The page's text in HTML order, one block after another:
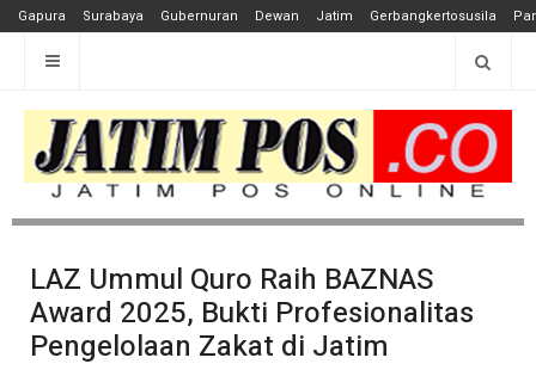
Gapura Surabaya Gubernuran Dewan Jatim Gerbangkertosusila
LAZ Ummul Quro Raih BAZNAS
Award 2025, Bukti Profesionalitas
Pengelolaan Zakat di Jatim